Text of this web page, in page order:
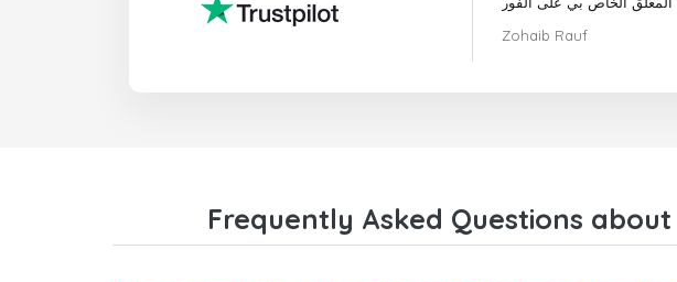
قرارًا رائعًا.
Zohaib Rauf
Frequently Asked Questions